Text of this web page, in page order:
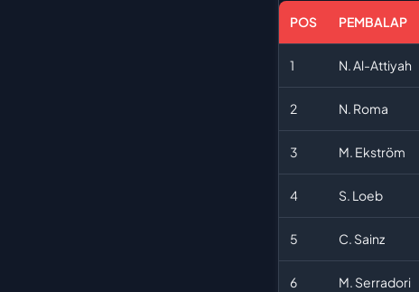
POS PEMBALAP
1 N. Al-Attiyah
2 N. Roma
3 M. Ekström
4 S. Loeb
5 C. Sainz
6 M. Serradori